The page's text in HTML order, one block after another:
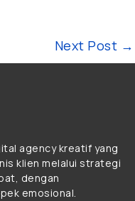
Next Post →
agency kreatif yang
klien melalui strategi
dengan
emosional.